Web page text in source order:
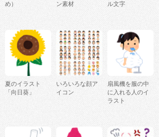
め）
ン素材
ル文字
夏のイラスト
「向日葵」
いろいろな顔ア
イコン
扇風機を服の中
に入れる人のイ
ラスト